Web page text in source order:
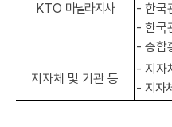
KTO 마닐라지사
- 한국
- 한국
- 종합
지자체 및 기관 등
- 지자
- 지자